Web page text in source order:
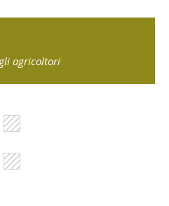
agricoltori